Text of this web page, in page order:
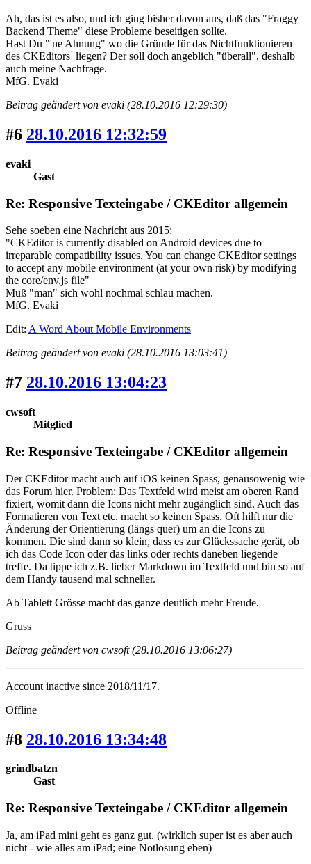
Ah, das ist es also, und ich ging bisher davon aus, daß das "Fraggy
Backend Theme" diese Probleme beseitigen sollte.
Hast Du "'ne Ahnung" wo die Gründe für das Nichtfunktionieren
des CKEditors liegen? Der soll doch angeblich "überall", deshalb
auch meine Nachfrage.
MfG. Evaki
Beitrag geändert von evaki (28.10.2016 12:29:30)
#6 28.10.2016 12:32:59
evaki
Gast
Re: Responsive Texteingabe / CKEditor allgemein
Sehe soeben eine Nachricht aus 2015:
"CKEditor is currently disabled on Android devices due to
irreparable compatibility issues. You can change CKEditor settings
to accept any mobile environment (at your own risk) by modifying
the core/env.js file"
Muß "man" sich wohl nochmal schlau machen.
MfG. Evaki
Edit: A Word About Mobile Environments
Beitrag geändert von evaki (28.10.2016 13:03:41)
#7 28.10.2016 13:04:23
cwsoft
Mitglied
Re: Responsive Texteingabe / CKEditor allgemein
Der CKEditor macht auch auf iOS keinen Spass, genausowenig wie
das Forum hier. Problem: Das Textfeld wird meist am oberen Rand
fixiert, womit dann die Icons nicht mehr zugänglich sind. Auch das
Formatieren von Text etc. macht so keinen Spass. Oft hilft nur die
Änderung der Orientierung (längs quer) um an die Icons zu
kommen. Die sind dann so klein, dass es zur Glückssache gerät, ob
ich das Code Icon oder das links oder rechts daneben liegende
treffe. Da tippe ich z.B. lieber Markdown im Textfeld und bin so auf
dem Handy tausend mal schneller.
Ab Tablett Grösse macht das ganze deutlich mehr Freude.
Gruss
Beitrag geändert von cwsoft (28.10.2016 13:06:27)
Account inactive since 2018/11/17.
Offline
#8 28.10.2016 13:34:48
grindbatzn
Gast
Re: Responsive Texteingabe / CKEditor allgemein
Ja, am iPad mini geht es ganz gut. (wirklich super ist es aber auch
nicht - wie alles am iPad; eine Notlösung eben)